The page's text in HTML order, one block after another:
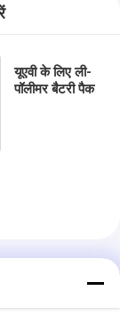
यूएवी के लिए ली-
पॉलीमर बैटरी पैक